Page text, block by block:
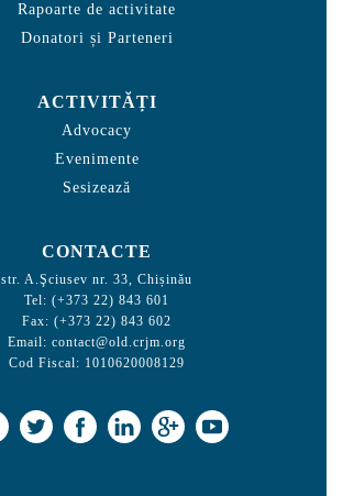
Rapoarte de activitate
Donatori și Parteneri
ACTIVITĂȚI
Advocacy
Evenimente
Sesizează
CONTACTE
str. A.Şciusev nr. 33, Chișinău
Tel: (+373 22) 843 601
Fax: (+373 22) 843 602
Email: contact@old.crjm.org
Cod Fiscal: 1010620008129